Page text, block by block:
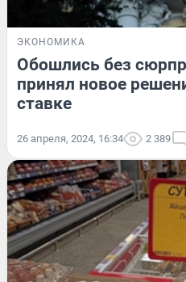
ЭКОНОМИКА
Обошлись без
принял новое
ставке
26 апреля, 2024, 16:34 2 389